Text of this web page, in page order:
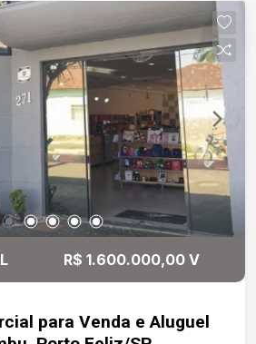
Alphaville
Casa de 285m² em terreno de
para mata preservada,
Possui 3 suítes,
cozinha planejada,
e aquecimento solar.
piscina e deck de madeira,
para 4 carros. Valor: R$
R$ 1.600.000,00 V
para Venda e Aluguel